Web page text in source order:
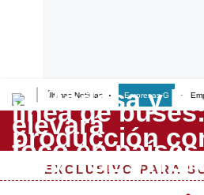
Últimas Noticias Empresas G
Lo último
Peru Quiosco
EXCLUSIVO PARA